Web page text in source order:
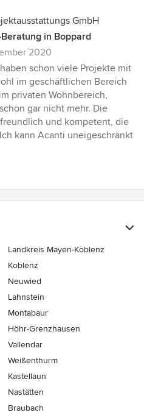
GmbH
in Boppard
2020
schon viele Projekte mit
im geschäftlichen Bereich
privaten Wohnbereich,
gar nicht mehr. Die
und kompetent, die
kann Acanti uneigeschränkt
Landkreis Mayen-Koblenz
Koblenz
Neuwied
Lahnstein
Montabaur
Höhr-Grenzhausen
Vallendar
Weißenthurm
Kastellaun
Nastätten
Braubach